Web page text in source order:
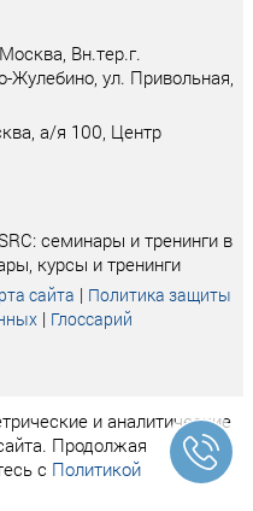
Вн.тер.г.
Жулебино, ул. Привольная,
, а/я 100, Центр
семинары и тренинги в
курсы и тренинги
сайта | Политика защиты
| Глоссарий
и аналитические
Продолжая
с Политикой